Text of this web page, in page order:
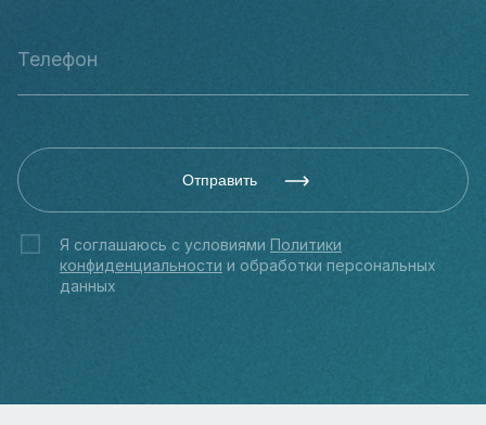
Отправить
Я соглашаюсь с условиями Политики
конфиденциальности и обработки персональных
данных